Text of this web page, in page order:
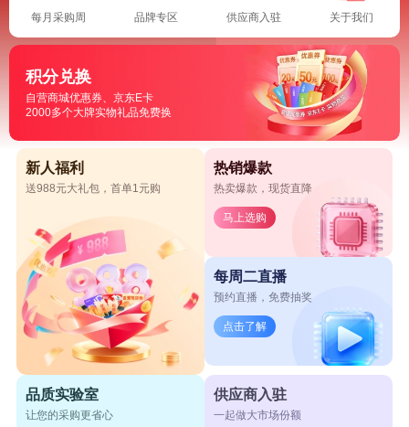
每月采购周 品牌专区 供应商入驻 关于我们
积分兑换
自营商城优惠券、京东E卡
2000多个大牌实物礼品免费换
新人福利
送988元大礼包，首单1元购
热销爆款
热卖爆款，现货直降
马上选购
每周二直播
预约直播，免费抽奖
点击了解
品质实验室
让您的采购更省心
供应商入驻
一起做大市场份额